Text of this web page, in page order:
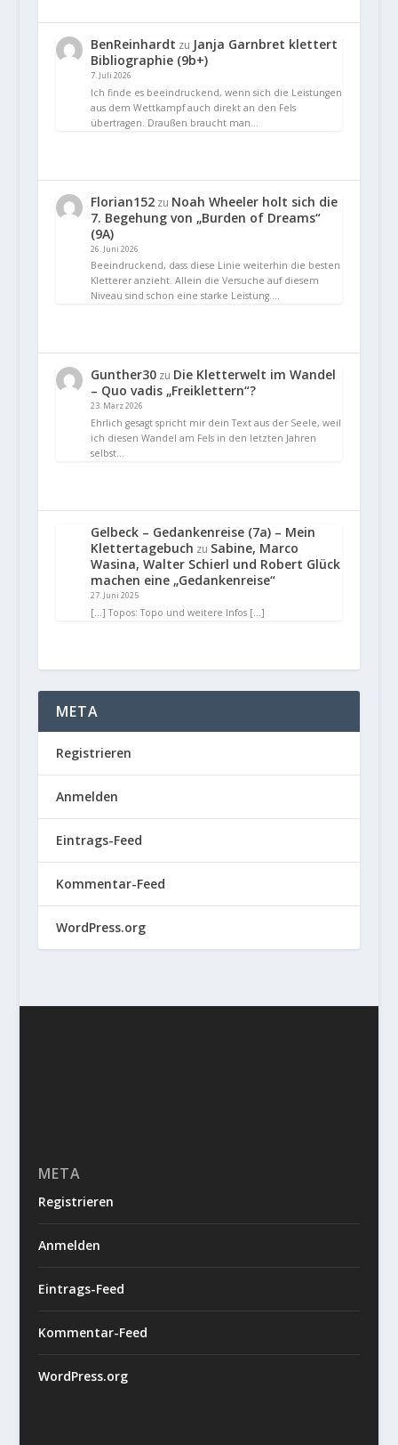
BenReinhardt zu Janja Garnbret klettert
Bibliographie (9b+)
7. Juli 2026
Ich finde es beeindruckend, wenn sich die Leistungen
aus dem Wettkampf auch direkt an den Fels
übertragen. Draußen braucht man…
Florian152zu Noah Wheeler holt sich die
7. Begehung von „Burden of Dreams“
(9A)
26. Juni 2026
Beeindruckend, dass diese Linie weiterhin die besten
Kletterer anzieht. Allein die Versuche auf diesem
Niveau sind schon eine starke Leistung.…
Gunther30zu Die Kletterwelt im Wandel
– Quo vadis „Freiklettern“?
23. März 2026
Ehrlich gesagt spricht mir dein Text aus der Seele, weil
ich diesen Wandel am Fels in den letzten Jahren
selbst…
Gelbeck – Gedankenreise (7a) – Mein
Klettertagebuch zu Sabine, Marco
Wasina, Walter Schierl und Robert Glück
machen eine „Gedankenreise“
27. Juni 2025
[…] Topos: Topo und weitere Infos […]
META
Registrieren
Anmelden
Eintrags-Feed
Kommentar-Feed
WordPress.org
META
Registrieren
Anmelden
Eintrags-Feed
Kommentar-Feed
WordPress.org